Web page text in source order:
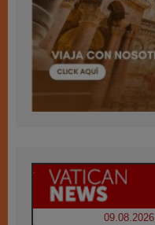
09.08.2026